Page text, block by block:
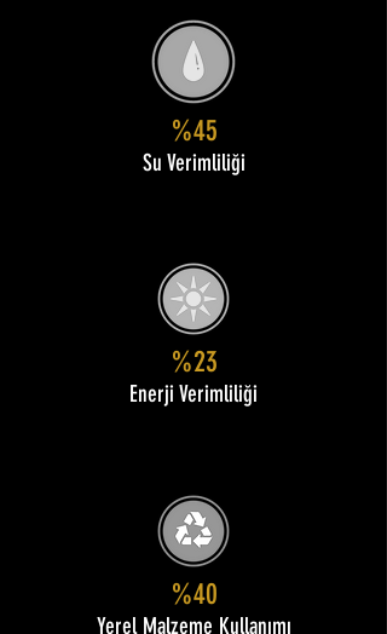
%45
Su Verimliliği
%23
Enerji Verimliliği
%40
Yerel Malzeme Kullanımı